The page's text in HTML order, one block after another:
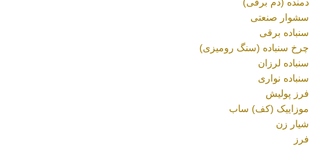
سشوار صنعتی
سنباده برقی
چرخ سنباده (سنگ رومیزی)
سنباده لرزان
سنباده نواری
فرز پولیش
موزاییک (کف) ساب
شیار زن
فرز